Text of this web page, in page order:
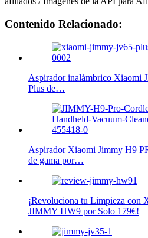
Contenido Relacionado:
Aspirador inalámbrico Xiaomi
Plus de…
Aspirador Xiaomi Jimmy H9
de gama por…
¡Revoluciona tu Limpieza con
JIMMY HW9 por Solo 179€!